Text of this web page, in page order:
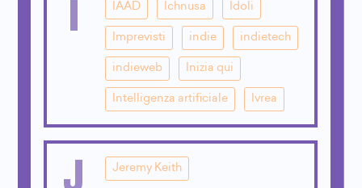
I IAAD Ichnusa Idoli
Imprevisti indie indietech
indieweb Inizia qui
Intelligenza artificiale Ivrea
J Jeremy Keith